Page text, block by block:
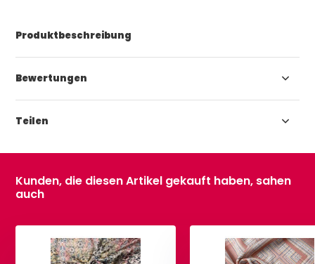
Produktbeschreibung
Bewertungen
Teilen
Kunden, die diesen Artikel gekauft haben, sahen
auch